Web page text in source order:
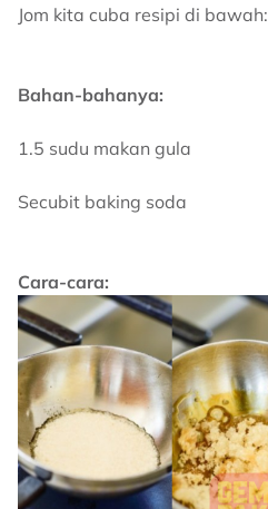
Jom kita cuba resipi di bawah:
Bahan-bahanya:
1.5 sudu makan gula
Secubit baking soda
Cara-cara: